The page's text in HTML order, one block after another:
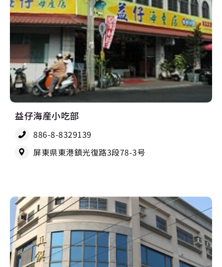
益仔海産小吃部
886-8-8329139
屏東県東港鎮光復路3段78-3号